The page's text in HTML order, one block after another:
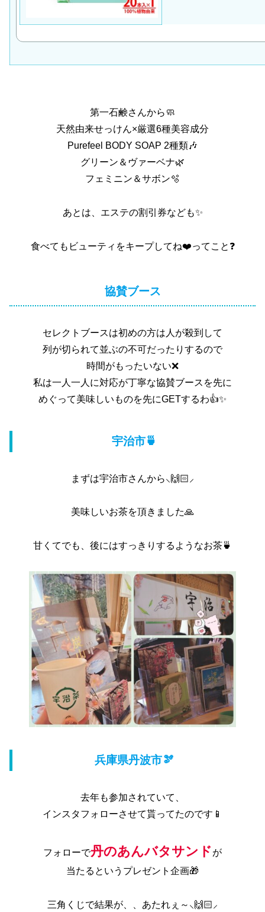
第一石鹸さんから🧼
天然由来せっけん×厳選6種美容成分
Purefeel BODY SOAP 2種類🎶
グリーン＆ヴァーベナ🌿
フェミニン＆サボン🫧‪
あとは、エステの割引券なども✨
食べてもビューティをキープしてね❤️ってこと❓
協賛ブース
セレクトブースは初めの方は人が殺到して
列が切られて並ぶの不可だったりするので
時間がもったいない❌
私は一人一人に対応が丁寧な協賛ブースを先に
めぐって美味しいものを先にGETするわ︎︎👍✨
宇治市🍵
まずは宇治市さんから⸜🙌🏻⸝‍
美味しいお茶を頂きました🙏
甘くてでも、後にはすっきりするようなお茶🍵
兵庫県丹波市🫘
去年も参加されていて、
インスタフォローさせて貰ってたのです📱
フォローで丹のあんバタサンドが
当たるというプレゼント企画🎁
三角くじで結果が、、あたれぇ～⸜🙌🏻⸝‍